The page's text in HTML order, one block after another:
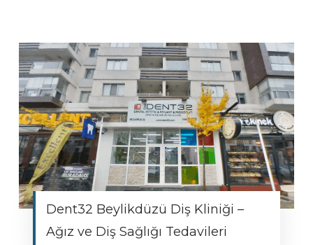
Dent32 Beylikdüzü Diş Kliniği –
Ağız ve Diş Sağlığı Tedavileri